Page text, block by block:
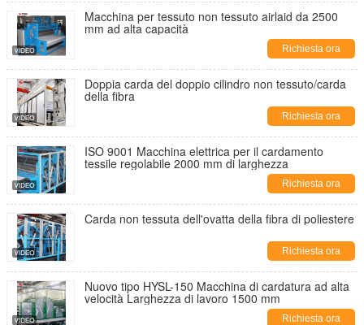
Macchina per tessuto non tessuto airlaid da 2500
mm ad alta capacità
Richiesta ora
Doppia carda del doppio cilindro non tessuto/carda
della fibra
Richiesta ora
ISO 9001 Macchina elettrica per il cardamento
tessile regolabile 2000 mm di larghezza
Richiesta ora
Carda non tessuta dell'ovatta della fibra di poliestere
Richiesta ora
Nuovo tipo HYSL-150 Macchina di cardatura ad alta
velocità Larghezza di lavoro 1500 mm
Richiesta ora